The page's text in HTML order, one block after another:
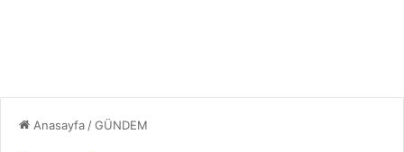
Anasayfa /GÜNDEM